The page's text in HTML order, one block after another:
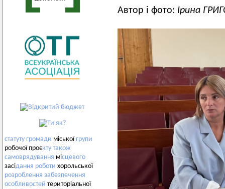
статуту громади міськоїгрупи
робочої проєкту також
самоврядування місцевого
засідання роботи хорольської
розроблення забезпечення
особливостей територіальної
Автор і фото: Ірина